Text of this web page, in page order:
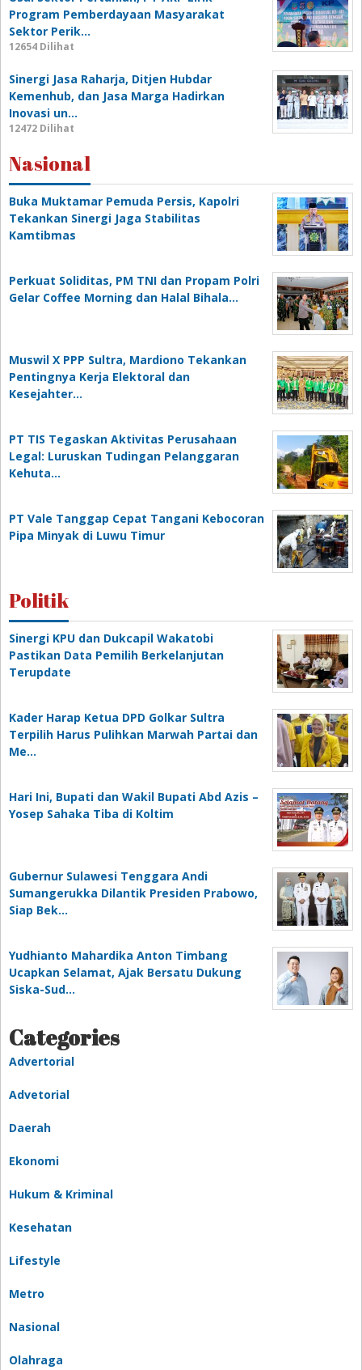
Program Pemberdayaan Masyarakat
Sektor Perik…
12654 Dilihat
Sinergi Jasa Raharja, Ditjen Hubdar
Kemenhub, dan Jasa Marga Hadirkan
Inovasi un…
12472 Dilihat
Nasional
Buka Muktamar Pemuda Persis, Kapolri
Tekankan Sinergi Jaga Stabilitas
Kamtibmas
Perkuat Soliditas, PM TNI dan Propam Polri
Gelar Coffee Morning dan Halal Bihala…
Muswil X PPP Sultra, Mardiono Tekankan
Pentingnya Kerja Elektoral dan
Kesejahter…
PT TIS Tegaskan Aktivitas Perusahaan
Legal: Luruskan Tudingan Pelanggaran
Kehuta…
PT Vale Tanggap Cepat Tangani Kebocoran
Pipa Minyak di Luwu Timur
Politik
Sinergi KPU dan Dukcapil Wakatobi
Pastikan Data Pemilih Berkelanjutan
Terupdate
Kader Harap Ketua DPD Golkar Sultra
Terpilih Harus Pulihkan Marwah Partai dan
Me…
Hari Ini, Bupati dan Wakil Bupati Abd Azis –
Yosep Sahaka Tiba di Koltim
Gubernur Sulawesi Tenggara Andi
Sumangerukka Dilantik Presiden Prabowo,
Siap Bek…
Yudhianto Mahardika Anton Timbang
Ucapkan Selamat, Ajak Bersatu Dukung
Siska-Sud…
Categories
Advertorial
Advetorial
Daerah
Ekonomi
Hukum & Kriminal
Kesehatan
Lifestyle
Metro
Nasional
Olahraga